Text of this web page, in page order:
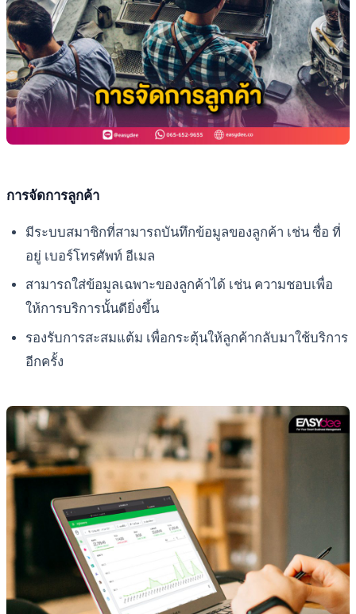
การจัดการลูกค้า
มีระบบสมาชิกที่สามารถบันทึกข้อมูลของลูกค้า เช่น ชื่อ ที่
อยู่ เบอร์โทรศัพท์ อีเมล
สามารถใส่ข้อมูลเฉพาะของลูกค้าได้ เช่น ความชอบเพื่อ
ให้การบริการนั้นดียิ่งขึ้น
รองรับการสะสมแต้ม เพื่อกระตุ้นให้ลูกค้ากลับมาใช้บริการ
อีกครั้ง